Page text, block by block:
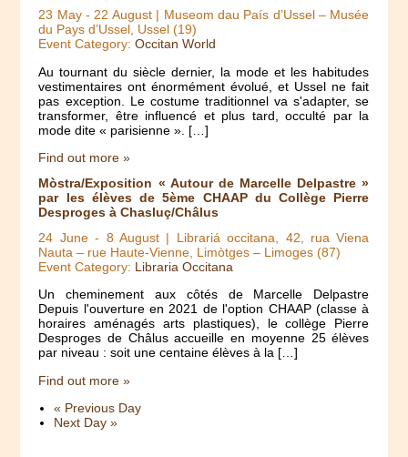
23 May-22 August| Museom dau País d’Ussel – Musée
du Pays d’Ussel, Ussel (19)
Event Category:Occitan World
Au tournant du siècle dernier, la mode et les habitudes
vestimentaires ont énormément évolué, et Ussel ne fait
pas exception. Le costume traditionnel va s'adapter, se
transformer, être influencé et plus tard, occulté par la
mode dite « parisienne ». […]
Find out more »
Mòstra/Exposition « Autour de Marcelle Delpastre »
par les élèves de 5ème CHAAP du Collège Pierre
Desproges à Chasluç/Châlus
24 June- 8 August| Librariá occitana, 42, rua Viena
Nauta – rue Haute-Vienne, Limòtges – Limoges (87)
Event Category: Libraria Occitana
Un cheminement aux côtés de Marcelle Delpastre
Depuis l'ouverture en 2021 de l'option CHAAP (classe à
horaires aménagés arts plastiques), le collège Pierre
Desproges de Châlus accueille en moyenne 25 élèves
par niveau : soit une centaine élèves à la […]
Find out more »
« Previous Day
Next Day»